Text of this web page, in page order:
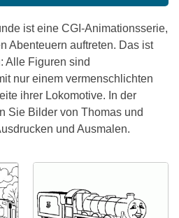
ist eine CGI-Animationsserie,
Abenteuern auftreten. Das ist
Alle Figuren sind
nur einem vermenschlichten
ihrer Lokomotive. In der
Sie Bilder von Thomas und
und Ausmalen.